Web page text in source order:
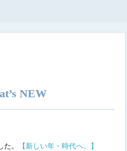
NEW
。
【新しい年・時代へ。】